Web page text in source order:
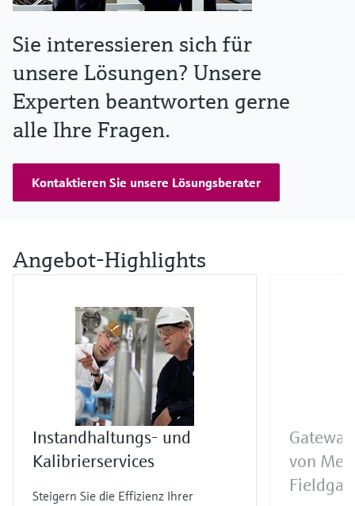
Sie interessieren sich für
unsere Lösungen? Unsere
Experten beantworten gerne
alle Ihre Fragen.
Kontaktieren Sie unsere Lösungsberater
Angebot-Highlights
Instandhaltungs- und
Kalibrierservices
Steigern Sie die Effizienz Ihrer
von